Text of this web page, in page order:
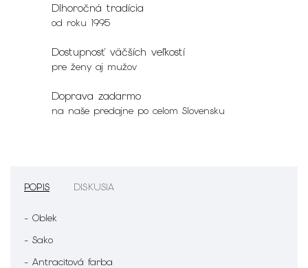
Dlhoročná tradícia
od roku 1995
Dostupnosť väčších veľkostí
pre ženy aj mužov
Doprava zadarmo
na naše predajne po celom Slovensku
POPIS DISKUSIA
- Oblek
- Sako
- Antracitová farba